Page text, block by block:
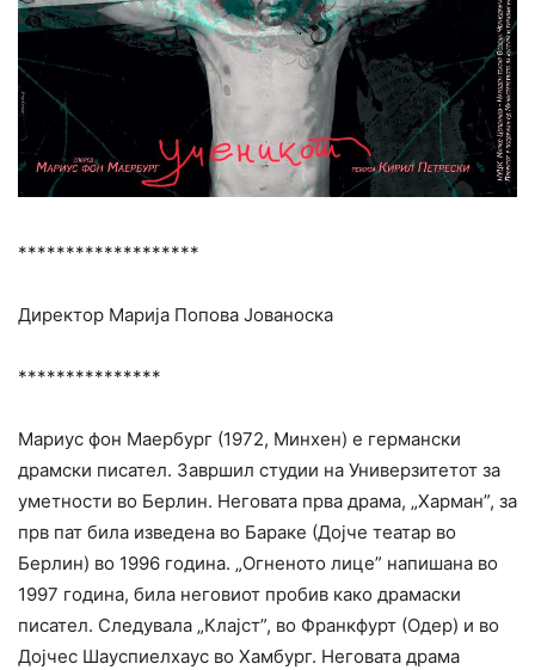
*******************
Директор Марија Попова Јованоска
***************
Mариус фон Маербург (1972, Минхен) е германски
драмски писател. Завршил студии на Универзитетот за
уметности во Берлин. Неговата прва драма, „Харман”, за
прв пат била изведена во Бараке (Дојче театар во
Берлин) во 1996 година. „Огненото лице” напишана во
1997 година, била неговиот пробив како драмаски
писател. Следувала „Клајст”, во Франкфурт (Одер) и во
Дојчес Шауспиелхаус во Хамбург. Неговата драма